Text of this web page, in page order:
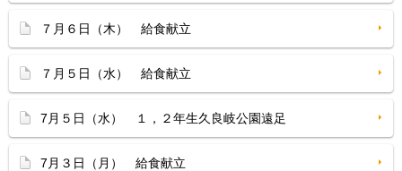
７月６日（木） 給食献立
７月５日（水） 給食献立
7月５日（水） １，２年生久良岐公園遠足
7月３日（月） 給食献立